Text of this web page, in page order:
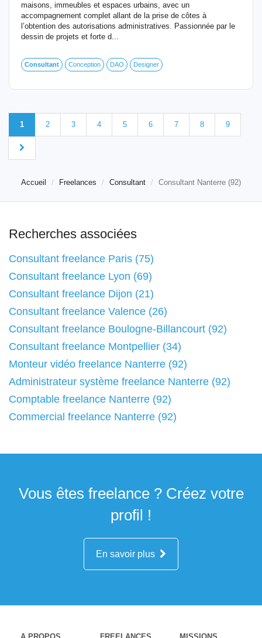
maisons, immeubles et espaces urbains, avec un
accompagnement complet allant de la prise de côtes à
l’obtention des autorisations administratives. Passionnée par le
dessin de projets et forte d...
Consultant Conception DAO Designer
1 2 3 4 5 6 7 8 9
Accueil Freelances Consultant Consultant Nanterre (92)
Recherches associées
Consultant freelance Paris (75)
Consultant freelance Lyon (69)
Consultant freelance Dijon (21)
Consultant freelance Valence (26)
Consultant freelance Boulogne-Billancourt (92)
Consultant freelance Montpellier (34)
Monteur vidéo freelance Nanterre (92)
Administrateur système freelance Nanterre (92)
Comptable freelance Nanterre (92)
Commercial freelance Nanterre (92)
Vous êtes freelance ? Créez votre
profil !
En savoir plus